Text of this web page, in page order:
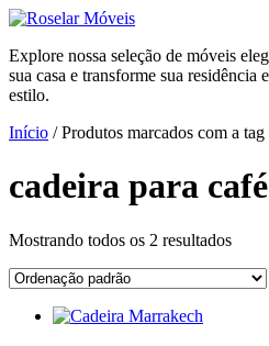
Ir
o
conteúdo
Explore nossa seleção de móveis
sua casa e transforme sua residência
estilo.
Início / Produtos marcados com a tag
cadeira para café
Mostrando todos os 2 resultados